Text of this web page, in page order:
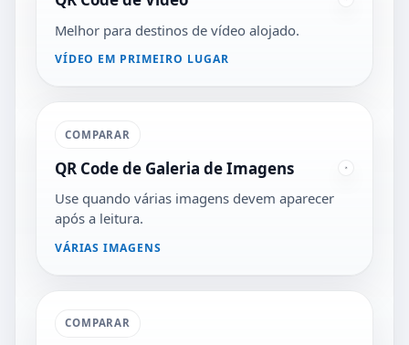
Melhor para destinos de vídeo alojado.
VÍDEO EM PRIMEIRO LUGAR
COMPARAR
QR Code de Galeria de Imagens
Use quando várias imagens devem aparecer
após a leitura.
VÁRIAS IMAGENS
COMPARAR